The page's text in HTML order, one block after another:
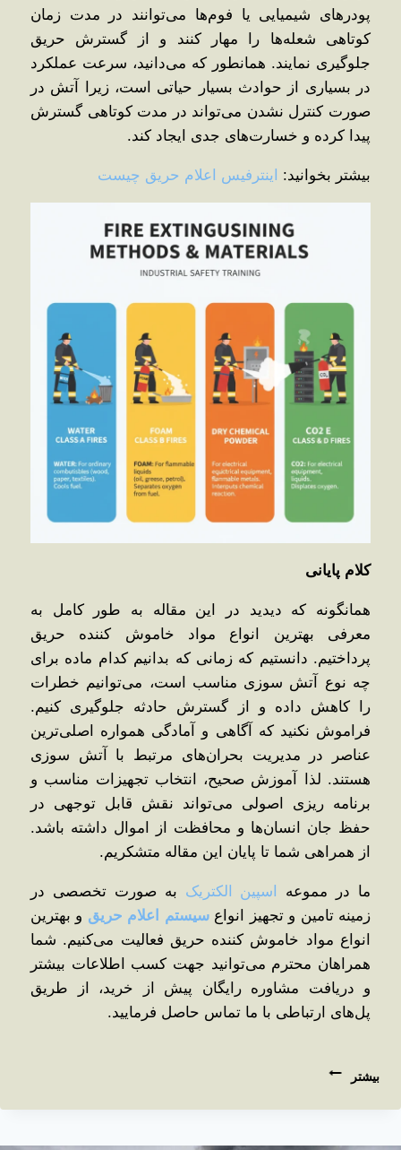
پودرهای شیمیایی یا فوم‌ها می‌توانند در مدت زمان
کوتاهی شعله‌ها را مهار کنند و از گسترش حریق
جلوگیری نمایند. همانطور که می‌دانید، سرعت عملکرد
در بسیاری از حوادث بسیار حیاتی است، زیرا آتش در
صورت کنترل نشدن می‌تواند در مدت کوتاهی گسترش
پیدا کرده و خسارت‌های جدی ایجاد کند.
بیشتر بخوانید: اینترفیس اعلام حریق چیست
کلام پایانی
همانگونه که دیدید در این مقاله به طور کامل به
معرفی بهترین انواع مواد خاموش کننده حریق
پرداختیم. دانستیم که زمانی که بدانیم کدام ماده برای
چه نوع آتش ‌سوزی مناسب است، می‌توانیم خطرات
را کاهش داده و از گسترش حادثه جلوگیری کنیم.
فراموش نکنید که آگاهی و آمادگی همواره اصلی‌ترین
عناصر در مدیریت بحران‌های مرتبط با آتش‌ سوزی
هستند. لذا آموزش صحیح، انتخاب تجهیزات مناسب و
برنامه‌ ریزی اصولی می‌تواند نقش قابل توجهی در
حفظ جان انسان‌ها و محافظت از اموال داشته باشد.
از همراهی شما تا پایان این مقاله متشکریم.
ما در مموعه اسپین الکتریک به صورت تخصصی در
زمینه تامین و تجهیز انواعسیستم اعلام حریق و بهترین
انواع مواد خاموش کننده حریق فعالیت می‌کنیم. شما
همراهان محترم می‌توانید جهت کسب اطلاعات بیشتر
و دریافت مشاوره رایگان پیش از خرید، از طریق
پل‌های ارتباطی با ما تماس حاصل فرمایید.
بیشتر